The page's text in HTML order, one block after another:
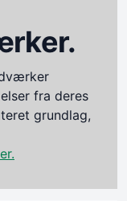
fra deres
grundlag,